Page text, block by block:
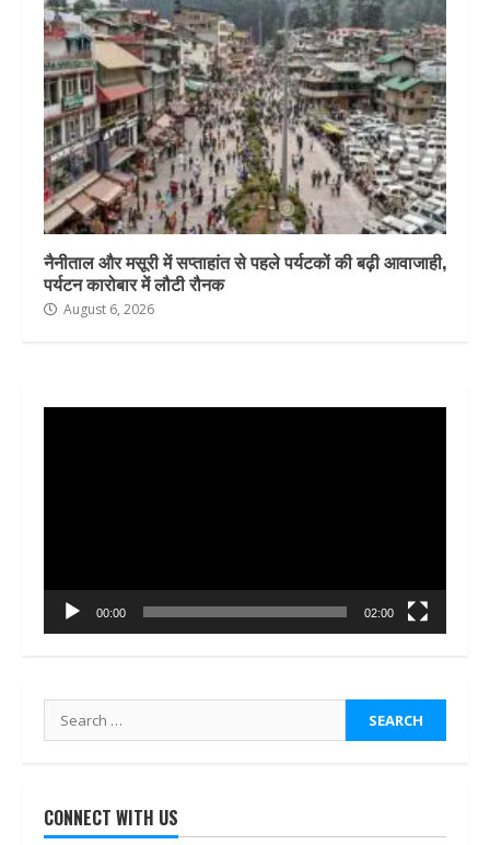
नैनीताल और मसूरी में सप्ताहांत से पहले पर्यटकों की बढ़ी आवाजाही,
पर्यटन कारोबार में लौटी रौनक
August 6, 2026
00:00 02:00
Search
for:
CONNECT WITH US